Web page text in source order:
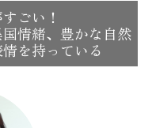
ごい！
情緒、豊かな自然
を持っている